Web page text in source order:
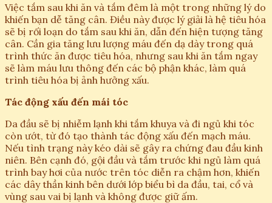
Việc tắm sau khi ăn và tắm đêm là một trong những lý do
khiến bạn dễ tăng cân. Điều này được lý giải là hệ tiêu hóa
sẽ bị rối loạn do tắm sau khi ăn, dẫn đến hiện tượng tăng
cân. Cần gia tăng lưu lượng máu đến dạ dày trong quá
trình thức ăn được tiêu hóa, nhưng sau khi ăn tắm ngay
sẽ làm máu lưu thông đến các bộ phận khác, làm quá
trình tiêu hóa bị ảnh hưởng xấu.
Tác động xấu đến mái tóc
Da đầu sẽ bị nhiễm lạnh khi tắm khuya và đi ngủ khi tóc
còn ướt, từ đó tạo thành tác động xấu đến mạch máu.
Nếu tình trạng này kéo dài sẽ gây ra chứng đau đầu kinh
niên. Bên cạnh đó, gội đầu và tắm trước khi ngủ làm quá
trình bay hơi của nước trên tóc diễn ra chậm hơn, khiến
các dây thần kinh bên dưới lớp biểu bì da đầu, tai, cổ và
vùng sau vai bị lạnh và không được giữ ấm.